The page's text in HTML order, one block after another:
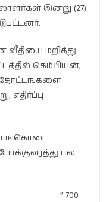
இன்று (27)
மறித்து
கெம்பியன்,
தோட்டங்களை
பல
” 700